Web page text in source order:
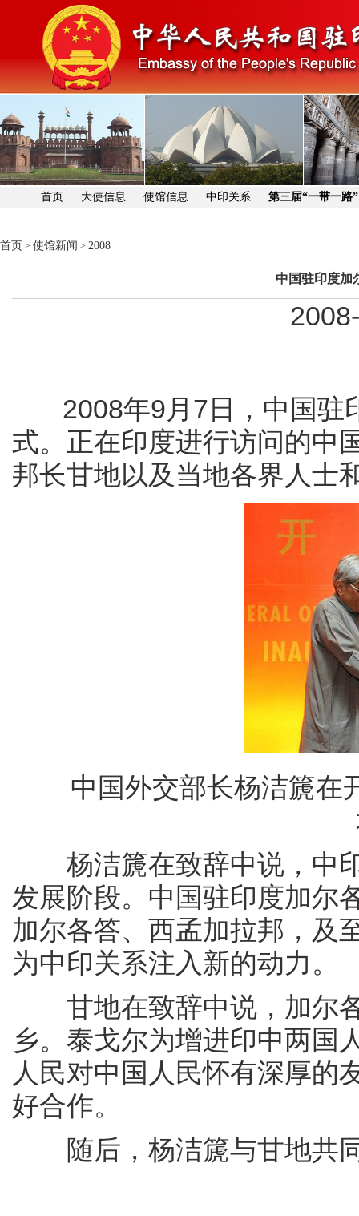
首页 大使信息 使馆信息 中印关系 第三届“一带一路
首页 > 使馆新闻 > 2008
中国驻印度加
2008年9月7日，中国驻
式。正在印度进行访问的中
邦长甘地以及当地各界人士
中国外交部长杨洁篪在
杨洁篪在致辞中说，中印
发展阶段。中国驻印度加尔
加尔各答、西孟加拉邦，及
为中印关系注入新的动力。
甘地在致辞中说，加尔各
乡。泰戈尔为增进印中两国
人民对中国人民怀有深厚的
好合作。
随后，杨洁篪与甘地共